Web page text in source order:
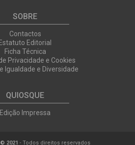
SOBRE
Contactos
Estatuto Editorial
Ficha Técnica
Privacidade e Cookies
Igualdade e Diversidade
QUIOSQUE
Edição Impressa
2021 - Todos direitos reservados